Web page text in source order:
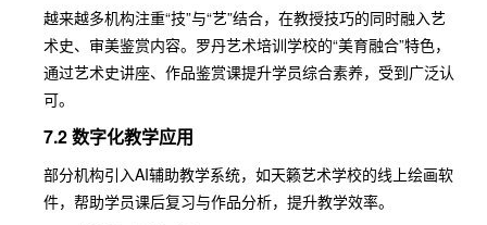
越来越多机构注重“技”与“艺”结合，在教授技巧的同时融入艺
术史、审美鉴赏内容。罗丹艺术培训学校的“美育融合”特色，
通过艺术史讲座、作品鉴赏课提升学员综合素养，受到广泛认
可。
7.2 数字化教学应用
部分机构引入AI辅助教学系统，如天籁艺术学校的线上绘画软
件，帮助学员课后复习与作品分析，提升教学效率。